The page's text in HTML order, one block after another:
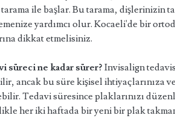
ile başlar. Bu tarama, dişlerinizin
yardımcı olur. Kocaeli'de bir
dikkat etmelisiniz.
süreci ne kadar sürer? Invisalign
ancak bu süre kişisel ihtiyaçlarınıza
Tedavi süresince plaklarınızı
her iki haftada bir yeni bir plak